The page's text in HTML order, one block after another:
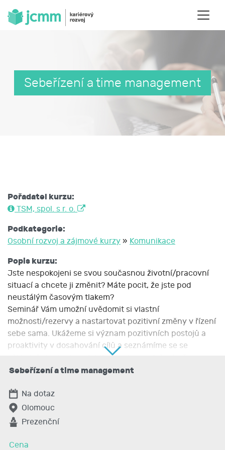
Sebeřízení a time management
Pořadatel kurzu:
TSM, spol. s r. o.
Podkategorie:
Osobní rozvoj a zájmové kurzy » Komunikace
Popis kurzu:
Jste nespokojeni se svou současnou životní/pracovní
situací a chcete ji změnit? Máte pocit, že jste pod
neustálým časovým tlakem?
Seminář Vám umožní uvědomit si vlastní
možnosti/rezervy a nastartovat pozitivní změny v řízení
sebe sama. Ukážeme si význam pozitivních postojů a
proaktivity v dosahování cílů a seznámíme se se
základními principy efektivního hospodaření s časem
včetně rozhodování o prioritách.
se naučit lépe hospodařit se svým časem a pomocí
sebeřízení dosahovat vnitřní rovnováhy.
Program semináře:
Sebeřízení a time management
Na dotaz
Olomouc
Prezenční
Cena